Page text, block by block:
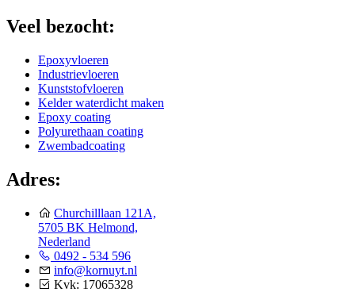
Veel bezocht:
Epoxyvloeren
Industrievloeren
Kunststofvloeren
Kelder waterdicht maken
Epoxy coating
Polyurethaan coating
Zwembadcoating
Adres:
Churchilllaan 121A,
5705 BK Helmond,
Nederland
0492 - 534 596
info@kornuyt.nl
Kvk: 17065328